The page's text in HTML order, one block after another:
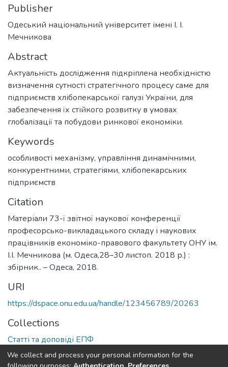
Publisher
Одеський національний університет імені І. І.
Мечникова
Abstract
Актуальність дослідження підкріплена необхідністю
визначення сутності стратегічного процесу саме для
підприємств хлібопекарської галузі України, для
забезпечення їх стійкого розвитку в умовах
глобалізації та побудови ринкової економіки.
Keywords
особливості механізму, управління динамічними,
конкурентними, стратегіями, хлібопекарських
підприємств
Citation
Матеріали 73-ї звітної наукової конференції
професорсько-викладацького складу і наукових
працівників економіко-правового факультету ОНУ ім.
І.І. Мечникова (м. Одеса,28–30 листоп. 2018 р.) :
збірник.. – Одеса, 2018.
URI
https://dspace.onu.edu.ua/handle/123456789/20263
Collections
Статті та доповіді ЕПФ
Full item page
We collect and process your personal information for the